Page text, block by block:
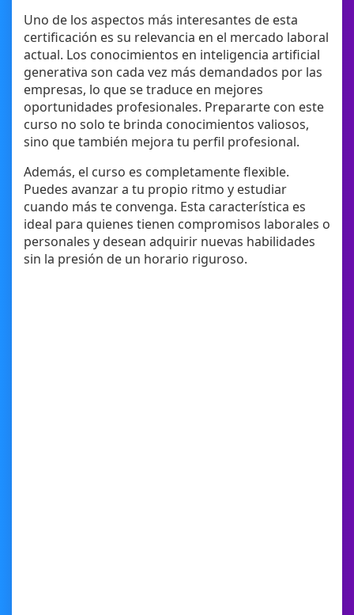
Uno de los aspectos más interesantes de esta
certificación es su relevancia en el mercado laboral
actual. Los conocimientos en inteligencia artificial
generativa son cada vez más demandados por las
empresas, lo que se traduce en mejores
oportunidades profesionales. Prepararte con este
curso no solo te brinda conocimientos valiosos,
sino que también mejora tu perfil profesional.
Además, el curso es completamente flexible.
Puedes avanzar a tu propio ritmo y estudiar
cuando más te convenga. Esta característica es
ideal para quienes tienen compromisos laborales o
personales y desean adquirir nuevas habilidades
sin la presión de un horario riguroso.